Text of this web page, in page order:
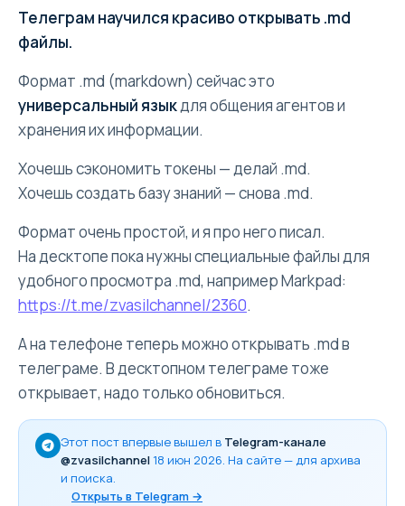
Телеграм научился красиво открывать .md
файлы.
Формат .md (markdown) сейчас это
универсальный языкдля общения агентов и
хранения их информации.
Хочешь сэкономить токены — делай .md.
Хочешь создать базу знаний — снова .md.
Формат очень простой, и я про него писал.
На десктопе пока нужны специальные файлы для
удобного просмотра .md, например Markpad:
https://t.me/zvasilchannel/2360.
А на телефоне теперь можно открывать .md в
телеграме. В десктопном телеграме тоже
открывает, надо только обновиться.
Этот пост впервые вышел в Telegram-канале
@zvasilchannel 18 июн 2026. На сайте — для архива
и поиска.
Открыть в Telegram →